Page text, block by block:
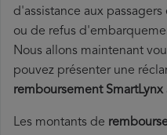
d'assistance aux
ou de refus
Nous allons maintenant
pouvez présenter une
remboursement SmartLynx
Les montants de